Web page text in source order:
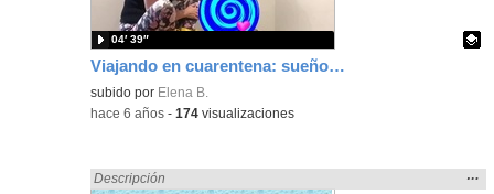
Viajando en cuarentena: sueños al pie de un arcoíris. LAS BODAS DE LA PULGA Y EL PIOJO.
Contenido educativo.
subido por Elena B.
04′ 39″
-hace 6 años -174 visualizaciones
Encontrado «ANIMALES» en:
Descripción …